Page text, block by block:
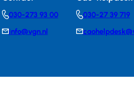
Telephonenumber
030-273 93 00
E-info@vgn.nl
Telephonenumber
030-27 39 719
E-